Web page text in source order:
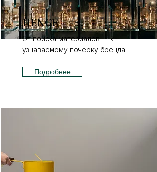
HENGE
От поиска материалов — к
узнаваемому почерку бренда
Подробнее